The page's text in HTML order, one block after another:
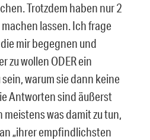
Trotzdem haben nur 2
lassen. Ich frage
mir begegnen und
zu wollen ODER ein
warum sie dann keine
Antworten sind äußerst
was damit zu tun,
„ihrer empfindlichsten